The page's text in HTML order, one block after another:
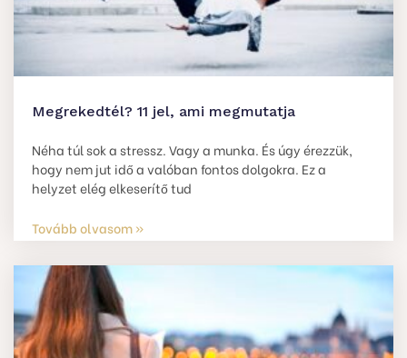
Megrekedtél? 11 jel, ami megmutatja
Néha túl sok a stressz. Vagy a munka. És úgy érezzük,
hogy nem jut idő a valóban fontos dolgokra. Ez a
helyzet elég elkeserítő tud
Tovább olvasom »